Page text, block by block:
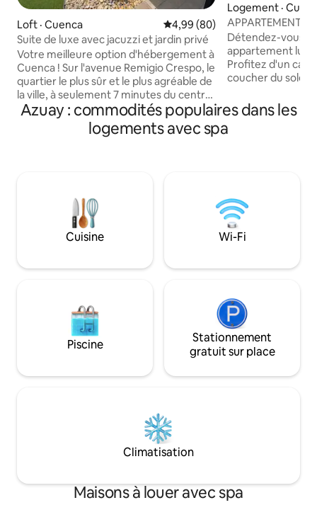
Loft · Cuenca Note moyenne de 4,99 sur 5,
4,99 (80)
Suite de luxe avec jacuzzi et jardin privé
Votre meilleure option d'hébergement à
Cuenca ! Sur l'avenue Remigio Crespo, le
quartier le plus sûr et le plus agréable de
la ville, à seulement 7 minutes du centre
historique et à 3 minutes du stade.
Entouré de restaurants, de cafés, de
bars, de supermarchés, de pharmacies,
voyages d'affaires, les escapades en
couple ou les séjours en famille.
Détendez-vous et vivez votre meilleure
expérience à Cuenca Nous sommes Pet
Logement ·
APPARTEMENT
PANORAMIQUE :
CENTRE
Détendez-vous
appartement
Profitez d'un
coucher du soleil
historique. Espace ouvert décoré avec
des meubles
plafonds, un sol
à distance de
historique. La
manger sont
modernes.
Azuay : commodités populaires dans les
logements avec spa
Cuisine Wi-Fi
Piscine
Stationnement
gratuit sur place
Climatisation
Maisons à louer avec spa